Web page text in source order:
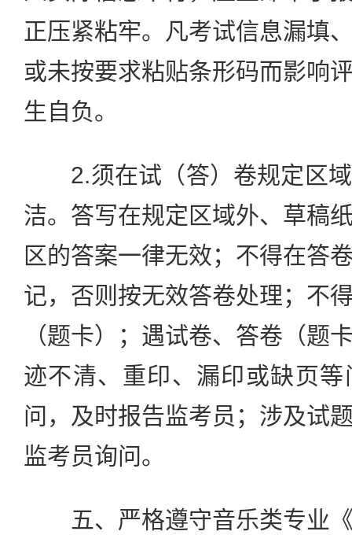
正压紧粘牢。凡考试信息漏填
或未按要求粘贴条形码而影响
生自负。
2.须在试（答）卷规定区域
洁。答写在规定区域外、草稿
区的答案一律无效；不得在答
记，否则按无效答卷处理；不
（题卡）；遇试卷、答卷（题
迹不清、重印、漏印或缺页
问，及时报告监考员；涉及试
监考员询问。
五、严格遵守音乐类专业《